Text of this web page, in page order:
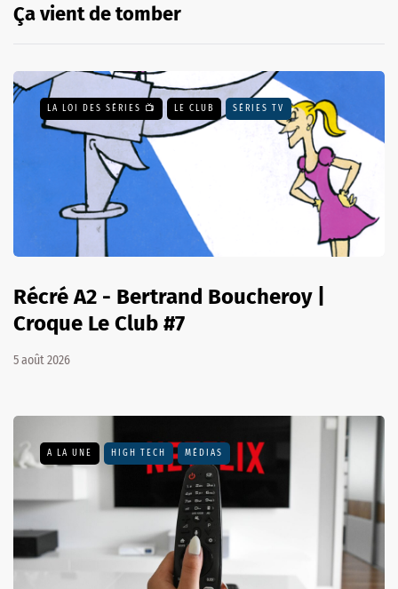
Ça vient de tomber
LA LOI DES SÉRIES 📺 LE CLUB SÉRIES TV
Récré A2 - Bertrand Boucheroy |
Croque Le Club #7
5 août 2026
A LA UNE HIGH TECH MÉDIAS